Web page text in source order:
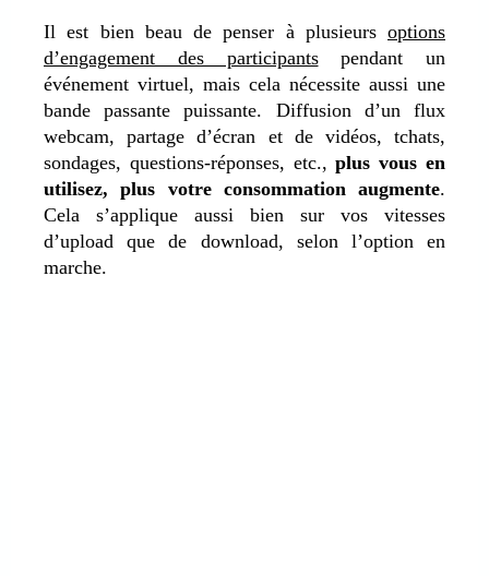
Il est bien beau de penser à plusieurs options
d’engagement des participantspendant un
événement virtuel, mais cela nécessite aussi une
bande passante puissante. Diffusion d’un flux
webcam, partage d’écran et de vidéos, tchats,
sondages, questions-réponses, etc., plus vous en
utilisez, plus votre consommation augmente.
Cela s’applique aussi bien sur vos vitesses
d’upload que de download, selon l’option en
marche.